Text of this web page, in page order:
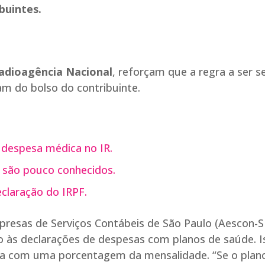
Nacional, reforçam que a regra a ser
do bolso do contribuinte.
médica no IR.
pouco conhecidos.
do IRPF.
de Serviços Contábeis de São Paulo (Aescon-
declarações de despesas com planos de saúde.
uma porcentagem da mensalidade. “Se o